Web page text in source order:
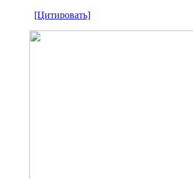
[Цитировать]